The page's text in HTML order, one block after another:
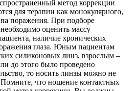
метод коррекции
для терапии как монокулярного,
поражения. При подборе
оценить массу
наличие хронических
глаза. Юным пациентам
силиконовых линз, взрослым –
до этого было проведено
то носить линзы можно не
Помните, что ношение контактных